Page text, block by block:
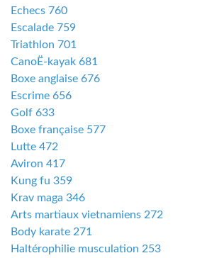
Echecs 760
Escalade 759
Triathlon 701
CanoË-kayak 681
Boxe anglaise 676
Escrime 656
Golf 633
Boxe française 577
Lutte 472
Aviron 417
Kung fu 359
Krav maga 346
Arts martiaux vietnamiens 272
Body karate 271
Haltérophilie musculation 253